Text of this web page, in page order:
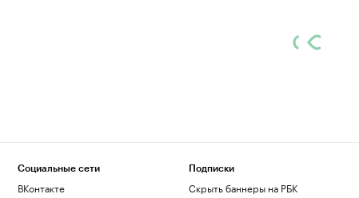
Социальные сети
ВКонтакте
Подписки
Скрыть баннеры на РБК